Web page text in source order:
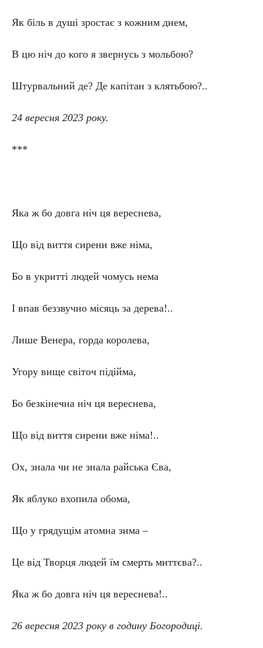
Як біль в душі зростає з кожним днем,
В цю ніч до кого я звернусь з мольбою?
Штурвальний де? Де капітан з клятьбою?..
24 вересня 2023 року.
***
Яка ж бо довга ніч ця вереснева,
Що від виття сирени вже німа,
Бо в укритті людей чомусь нема
І впав беззвучно місяць за дерева!..
Лише Венера, горда королева,
Угору вище світоч підійма,
Бо безкінечна ніч ця вереснева,
Що від виття сирени вже німа!..
Ох, знала чи не знала райська Єва,
Як яблуко вхопила обома,
Що у грядущім атомна зима –
Це від Творця людей їм смерть миттєва?..
Яка ж бо довга ніч ця вереснева!..
26 вересня 2023 року в годину Богородиці.